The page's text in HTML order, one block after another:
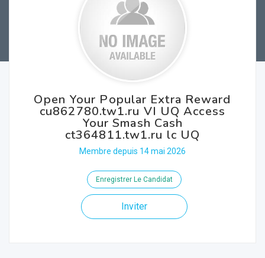
Open Your Popular Extra Reward
cu862780.tw1.ru VI UQ Access
Your Smash Cash
ct364811.tw1.ru lc UQ
Membre depuis 14 mai 2026
Enregistrer Le Candidat
Inviter